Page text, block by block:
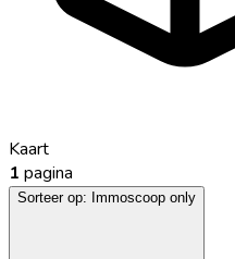
Kaart
1 pagina
Sorteer op: Immoscoop only